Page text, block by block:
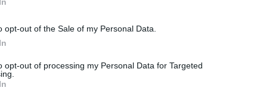
opt-out of the Sale of my Personal Data.
opt-out of processing my Personal Data for Targeted
delle imprese femminili.
rappresentando il
superiore rispetto al 47,3%
segnali positivi giungono
sono aumentate del 45% dal
quarto delle imprese